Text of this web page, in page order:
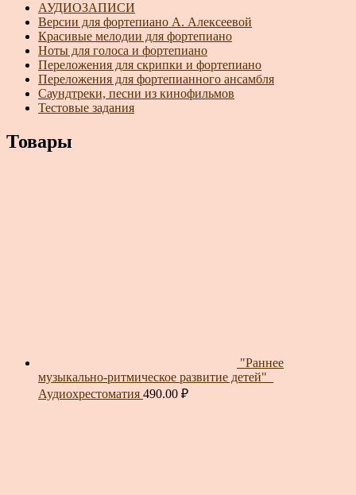
АУДИОЗАПИСИ
Версии для фортепиано А. Алексеевой
Красивые мелодии для фортепиано
Ноты для голоса и фортепиано
Переложения для скрипки и фортепиано
Переложения для фортепианного ансамбля
Саундтреки, песни из кинофильмов
Тестовые задания
Товары
"Раннее
музыкально-ритмическое развитие детей"_
Аудиохрестоматия 490.00 ₽